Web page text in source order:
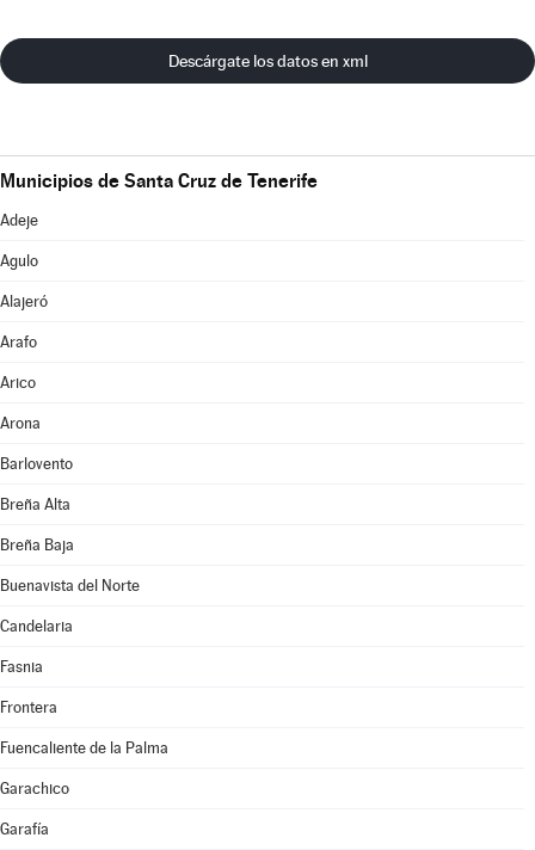
Descárgate los datos en xml
Municipios de Santa Cruz de Tenerife
Adeje
Agulo
Alajeró
Arafo
Arico
Arona
Barlovento
Breña Alta
Breña Baja
Buenavista del Norte
Candelaria
Fasnia
Frontera
Fuencaliente de la Palma
Garachico
Garafía